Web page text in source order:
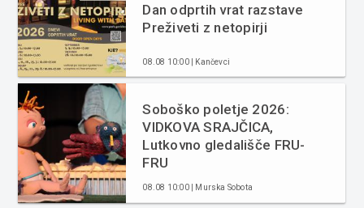
Dan odprtih vrat razstave
Preživeti z netopirji
08.08 10:00 | Kančevci
Soboško poletje 2026:
VIDKOVA SRAJČICA,
Lutkovno gledališče FRU-
FRU
08.08 10:00 | Murska Sobota